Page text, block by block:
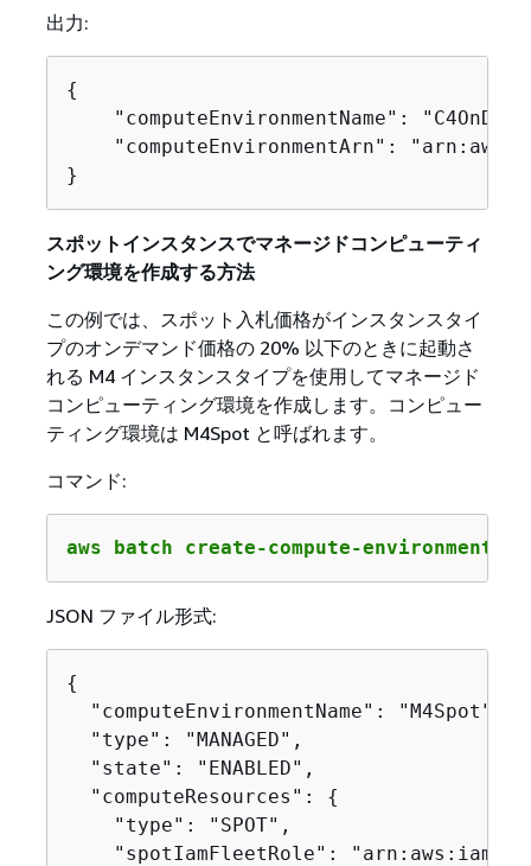
出力:
{
"computeEnvironmentName":
"computeEnvironmentArn":
}
スポットインスタンスでマネージドコンピューティ
ング環境を作成する方法
この例では、スポット入札価格がインスタンスタイ
プのオンデマンド価格の 20% 以下のときに起動さ
れる M4 インスタンスタイプを使用してマネージド
コンピューティング環境を作成します。コンピュー
ティング環境は M4Spot と呼ばれます。
コマンド:
aws batch create-compute-
JSON ファイル形式:
{
  "computeEnvironmentName": "M4Spot",
  "type": "MANAGED",
  "state": "ENABLED",
  "computeResources":
{
    "type": "SPOT",
"spotIamFleetRole":